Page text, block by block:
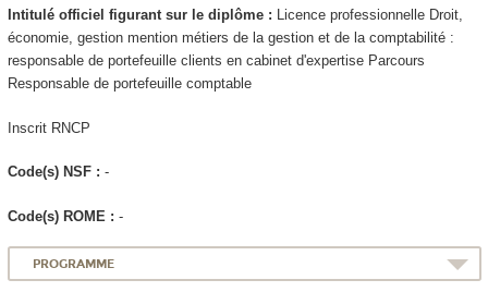
Intitulé officiel figurant sur le diplôme : Licence professionnelle Droit,
économie, gestion mention métiers de la gestion et de la comptabilité :
responsable de portefeuille clients en cabinet d'expertise Parcours
Responsable de portefeuille comptable
Inscrit RNCP
Code(s) NSF : -
Code(s) ROME : -
PROGRAMME